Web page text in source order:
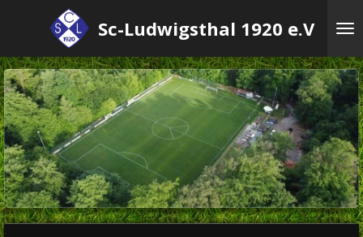
Hauptinhalt
Sc-Ludwigsthal 1920 e.V